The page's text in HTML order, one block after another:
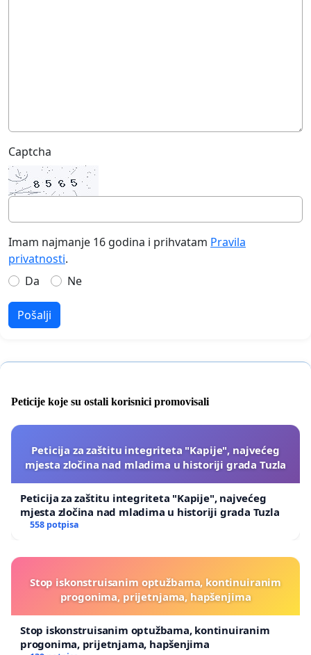
Captcha
Imam najmanje 16 godina i prihvatam Pravila
privatnosti.
Da
Ne
Pošalji
Peticije koje su ostali korisnici promovisali
Peticija za zaštitu integriteta "Kapije", najvećeg
mjesta zločina nad mladima u historiji grada Tuzla
Peticija za zaštitu integriteta "Kapije", najvećeg
mjesta zločina nad mladima u historiji grada Tuzla
558 potpisa
Stop iskonstruisanim optužbama, kontinuiranim
progonima, prijetnjama, hapšenjima
Stop iskonstruisanim optužbama, kontinuiranim
progonima, prijetnjama, hapšenjima